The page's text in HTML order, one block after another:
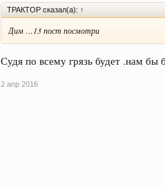
ТРАКТОР сказал(а): ↑
Дим …13 пост посмотри
Судя по всему грязь будет .нам бы
2 апр 2016